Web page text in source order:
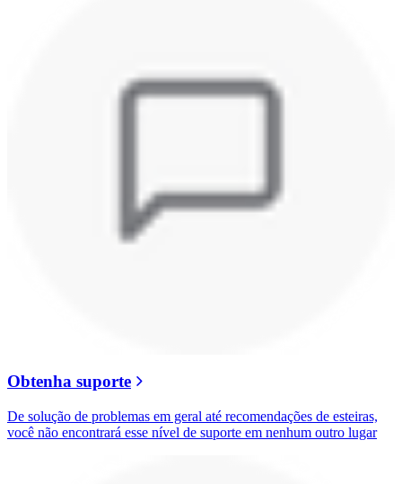
Obtenha suporte
De solução de problemas em geral até recomendações de esteiras,
você não encontrará esse nível de suporte em nenhum outro lugar